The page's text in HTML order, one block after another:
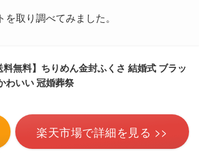
取り調べてみました。
無料】ちりめん金封ふくさ 結婚式 ブラッ
わいい 冠婚葬祭
楽天市場で詳細を見る >>